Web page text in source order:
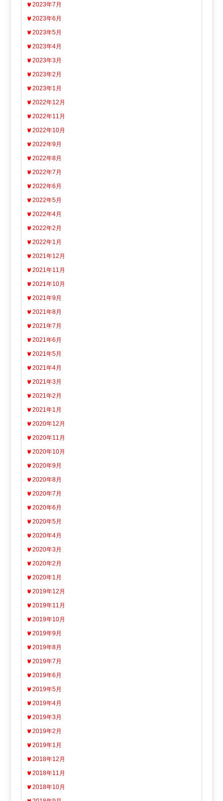
2023年7月
2023年6月
2023年5月
2023年4月
2023年3月
2023年2月
2023年1月
2022年12月
2022年11月
2022年10月
2022年9月
2022年8月
2022年7月
2022年6月
2022年5月
2022年4月
2022年2月
2022年1月
2021年12月
2021年11月
2021年10月
2021年9月
2021年8月
2021年7月
2021年6月
2021年5月
2021年4月
2021年3月
2021年2月
2021年1月
2020年12月
2020年11月
2020年10月
2020年9月
2020年8月
2020年7月
2020年6月
2020年5月
2020年4月
2020年3月
2020年2月
2020年1月
2019年12月
2019年11月
2019年10月
2019年9月
2019年8月
2019年7月
2019年6月
2019年5月
2019年4月
2019年3月
2019年2月
2019年1月
2018年12月
2018年11月
2018年10月